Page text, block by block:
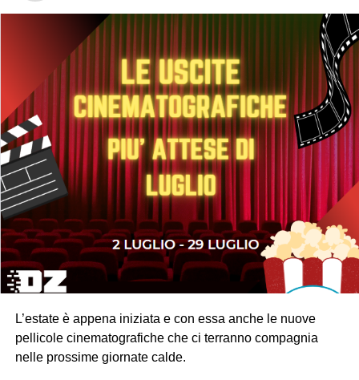
L’estate è appena iniziata e con essa anche le nuove
pellicole cinematografiche che ci terranno compagnia
nelle prossime giornate calde.